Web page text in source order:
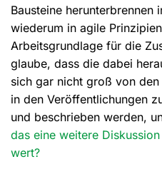
Bausteine herunterbrennen
wiederum in agile
Arbeitsgrundlage für die
glaube, dass die dabei
sich gar nicht groß von
in den Veröffentlichungen
und beschrieben werden,
das eine weitere
wert?